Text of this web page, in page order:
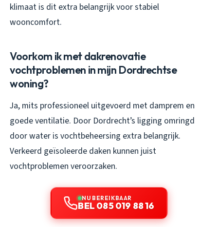
klimaat is dit extra belangrijk voor stabiel
wooncomfort.
Voorkom ik met dakrenovatie
vochtproblemen in mijn Dordrechtse
woning?
Ja, mits professioneel uitgevoerd met damprem en
goede ventilatie. Door Dordrecht’s ligging omringd
door water is vochtbeheersing extra belangrijk.
Verkeerd geïsoleerde daken kunnen juist
vochtproblemen veroorzaken.
NU BEREIKBAAR
BEL 085 019 88 16